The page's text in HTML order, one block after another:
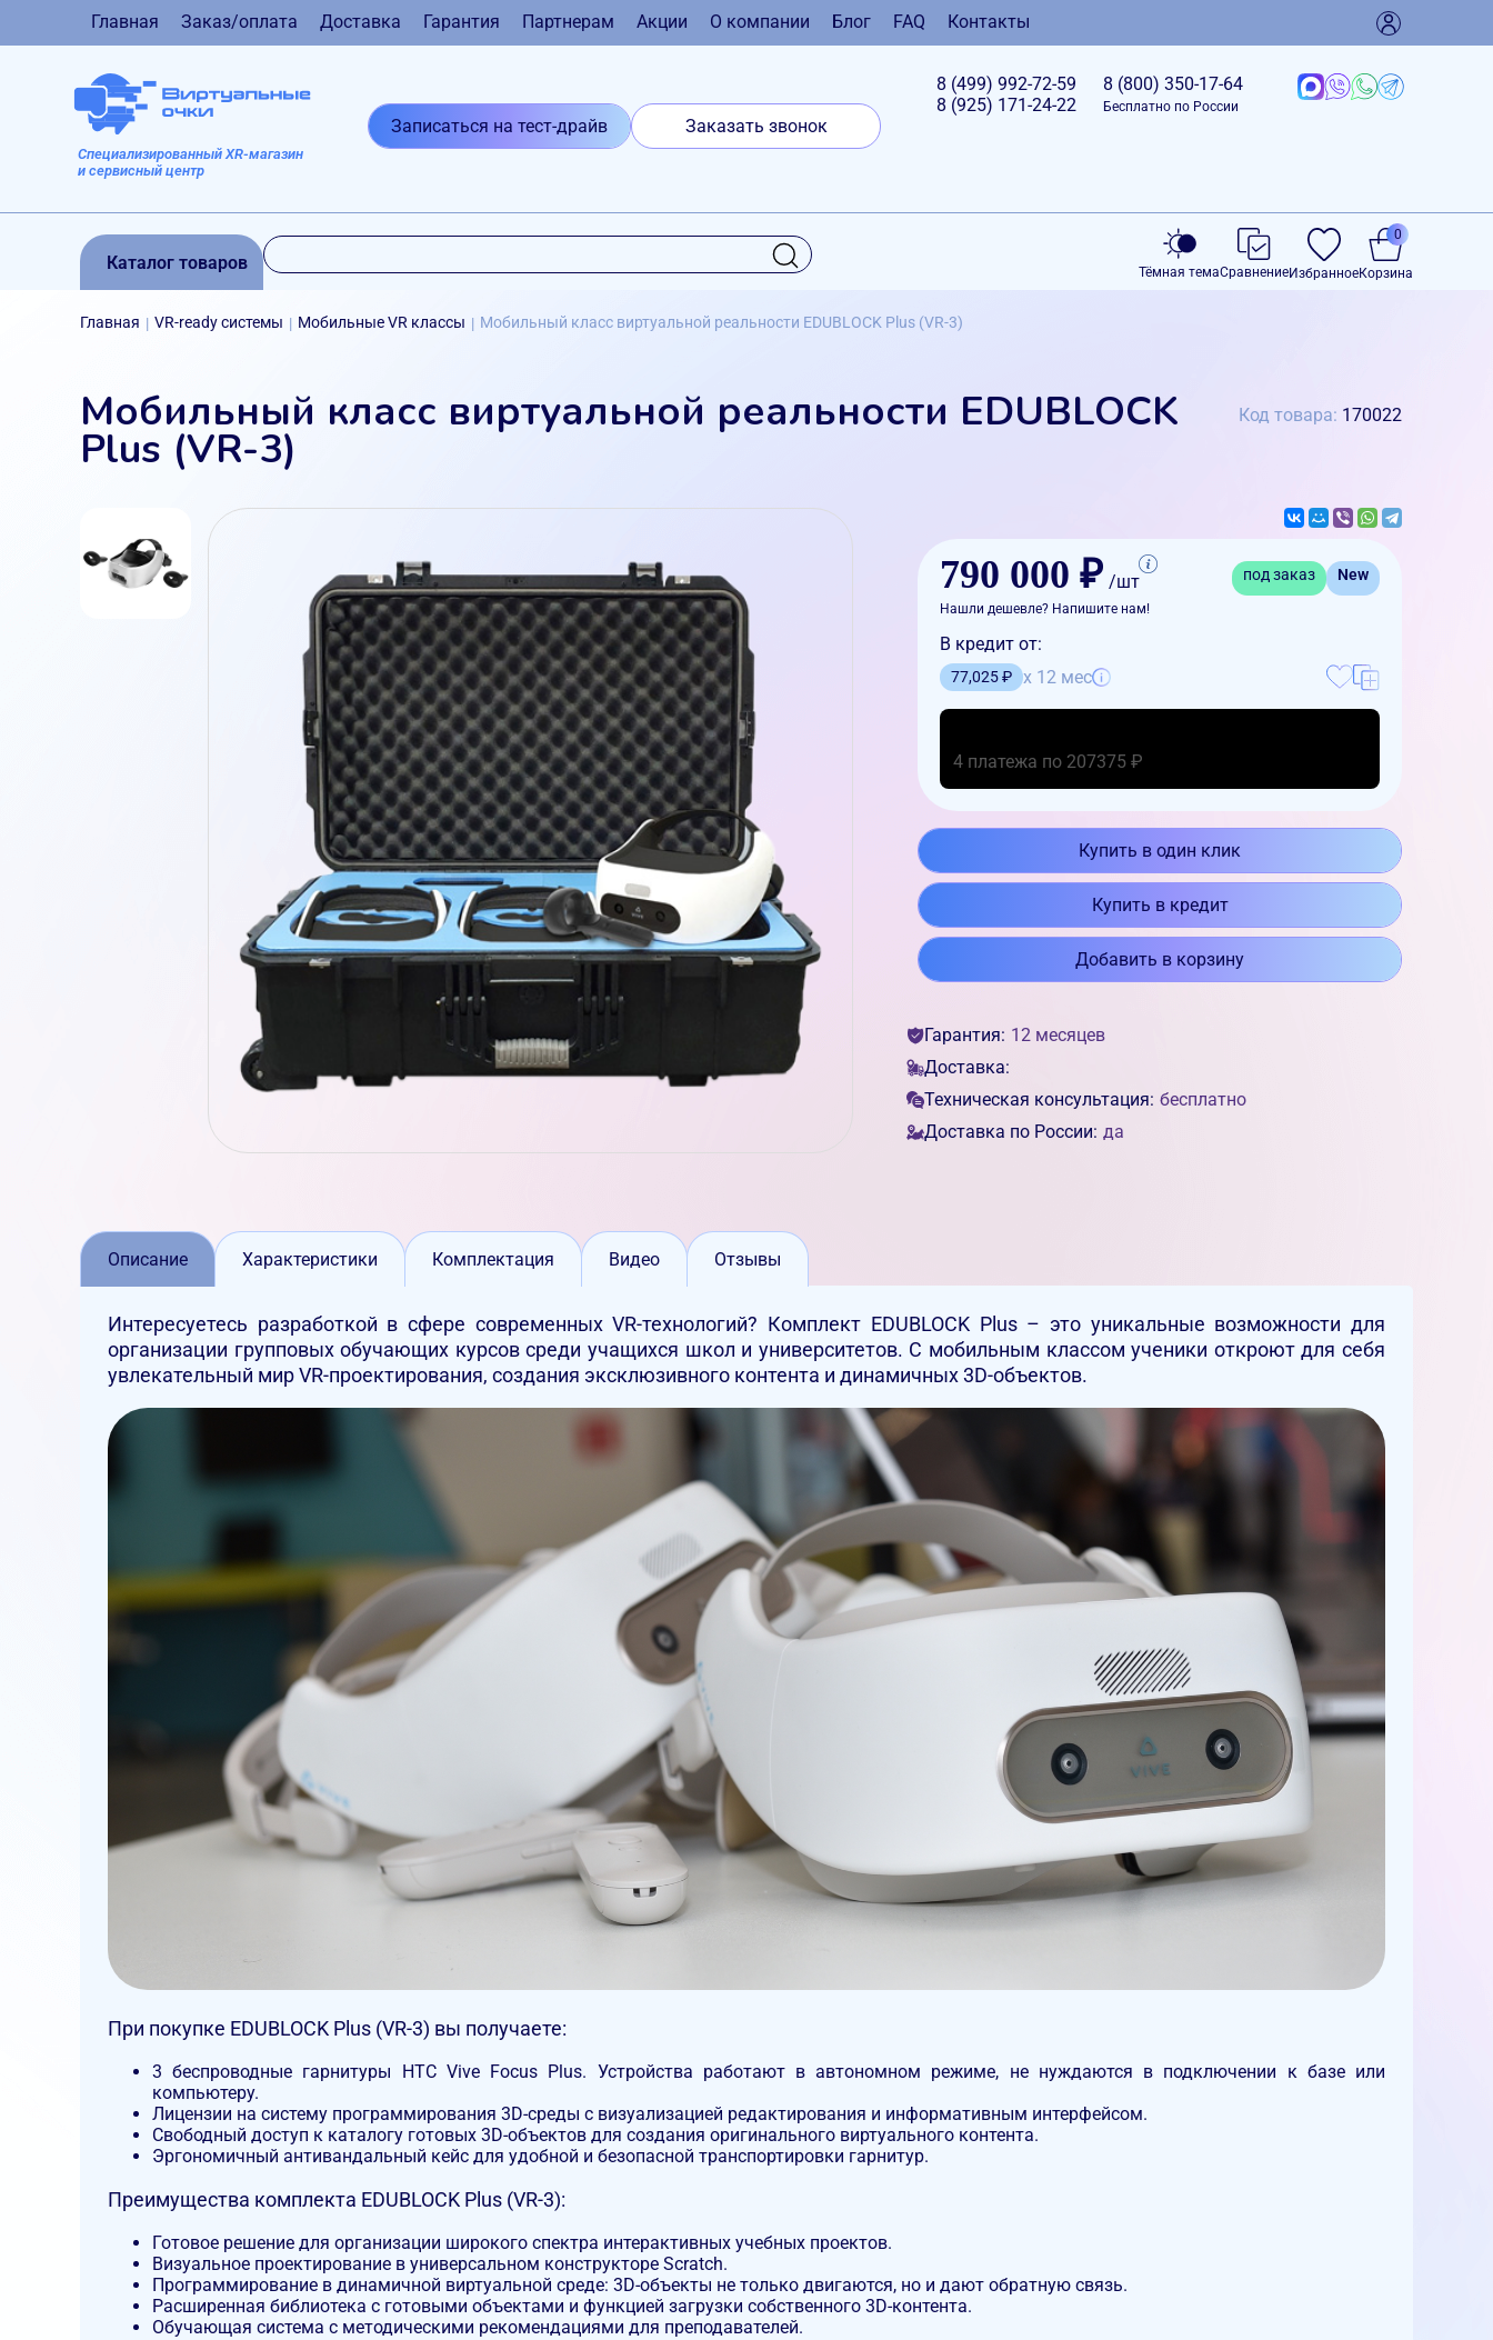
Главная Заказ/оплата Доставка Гарантия Партнерам Акции О компании Блог FAQ Контакты
Специализированный XR-магазин
и сервисный центр
Записаться на тест-драйв Заказать звонок
8 (499) 992-72-59
8 (925) 171-24-22
8 (800) 350-17-64
Бесплатно по России
Каталог товаров Тёмная темаСравнениеИзбранноеКорзина
0
Главная | VR-ready системы | Мобильные VR классы | Мобильный класс виртуальной реальности EDUBLOCK Plus (VR-3)
Мобильный класс виртуальной реальности EDUBLOCK
Plus (VR-3)
Код товара: 170022
790 000 ₽ /шт под заказ New
Нашли дешевле? Напишите нам!
В кредит от:
77,025 ₽ x 12 мес
4 платежа по 207375 ₽
Купить в один клик
Купить в кредит
Добавить в корзину
Гарантия: 12 месяцев
Доставка:
Техническая консультация: бесплатно
Доставка по России: да
Описание Характеристики Комплектация Видео Отзывы
Интересуетесь разработкой в сфере современных VR-технологий? Комплект EDUBLOCK Plus – это уникальные возможности для
организации групповых обучающих курсов среди учащихся школ и университетов. С мобильным классом ученики откроют для себя
увлекательный мир VR-проектирования, создания эксклюзивного контента и динамичных 3D-объектов.
При покупке EDUBLOCK Plus (VR-3) вы получаете:
3 беспроводные гарнитуры HTC Vive Focus Plus. Устройства работают в автономном режиме, не нуждаются в подключении к базе или
компьютеру.
Лицензии на систему программирования 3D-среды с визуализацией редактирования и информативным интерфейсом.
Свободный доступ к каталогу готовых 3D-объектов для создания оригинального виртуального контента.
Эргономичный антивандальный кейс для удобной и безопасной транспортировки гарнитур.
Преимущества комплекта EDUBLOCK Plus (VR-3):
Готовое решение для организации широкого спектра интерактивных учебных проектов.
Визуальное проектирование в универсальном конструкторе Scratch.
Программирование в динамичной виртуальной среде: 3D-объекты не только двигаются, но и дают обратную связь.
Расширенная библиотека с готовыми объектами и функцией загрузки собственного 3D-контента.
Обучающая система с методическими рекомендациями для преподавателей.